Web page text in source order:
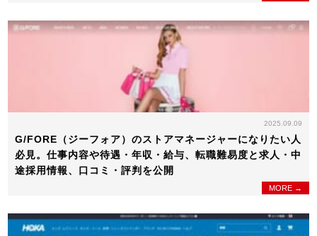
2025.09.09
G/FORE（ジーフォア）のストアマネージャーになりたい人
必見。仕事内容や待遇・年収・給与、転職難易度と求人・中
途採用情報、口コミ・評判を公開
MORE →